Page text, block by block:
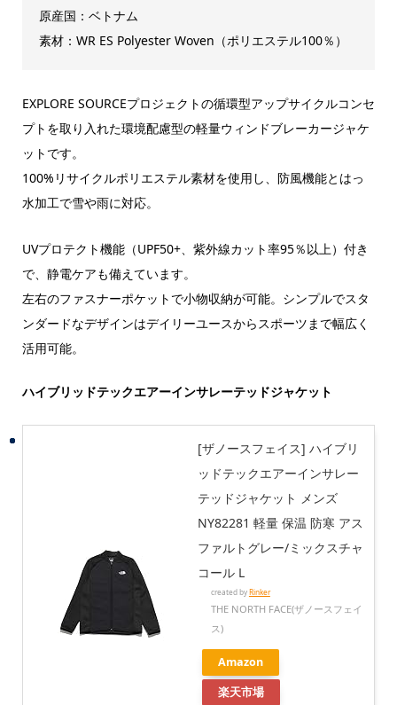
原産国：ベトナム
素材：WR ES Polyester Woven（ポリエステル100％）
EXPLORE SOURCEプロジェクトの循環型アップサイクルコンセ
プトを取り入れた環境配慮型の軽量ウィンドブレーカージャケ
ットです。
100%リサイクルポリエステル素材を使用し、防風機能とはっ
水加工で雪や雨に対応。
UVプロテクト機能（UPF50+、紫外線カット率95％以上）付き
で、静電ケアも備えています。
左右のファスナーポケットで小物収納が可能。シンプルでスタ
ンダードなデザインはデイリーユースからスポーツまで幅広く
活用可能。
ハイブリッドテックエアーインサレーテッドジャケット
[ザノースフェイス] ハイブリ
ッドテックエアーインサレー
テッドジャケット メンズ
NY82281 軽量 保温 防寒 アス
ファルトグレー/ミックスチャ
コール L
created byRinker
THE NORTH FACE(ザノースフェイ
ス)
Amazon
楽天市場